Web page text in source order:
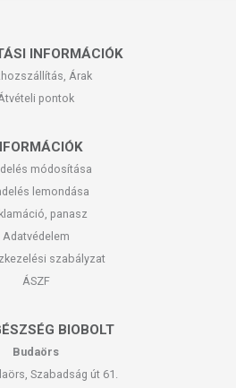
INFORMÁCIÓK
Árak
pontok
módosítása
lemondása
panasz
Adatvédelem
szabályzat
ÁSZF
BIOBOLT
Budaörs
Szabadság út 61.